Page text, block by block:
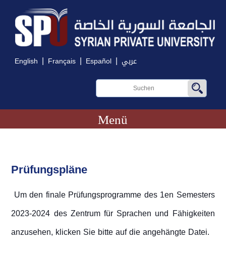
English | Français | Español | عربي
Menü
Prüfungspläne
Um den finale Prüfungsprogramme des 1en Semesters
2023-2024 des Zentrum für Sprachen und Fähigkeiten
anzusehen, klicken Sie bitte auf die angehängte Datei.